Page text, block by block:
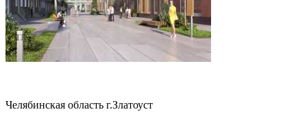
Челябинская область г.Златоуст